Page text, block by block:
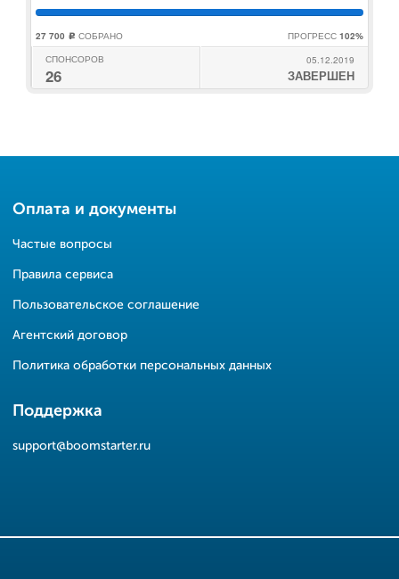
27 700 c СОБРАНО ПРОГРЕСС 102%
СПОНСОРОВ
26
05.12.2019
ЗАВЕРШЕН
Оплата и документы
Частые вопросы
Правила сервиса
Пользовательское соглашение
Агентский договор
Политика обработки персональных данных
Поддержка
support@boomstarter.ru